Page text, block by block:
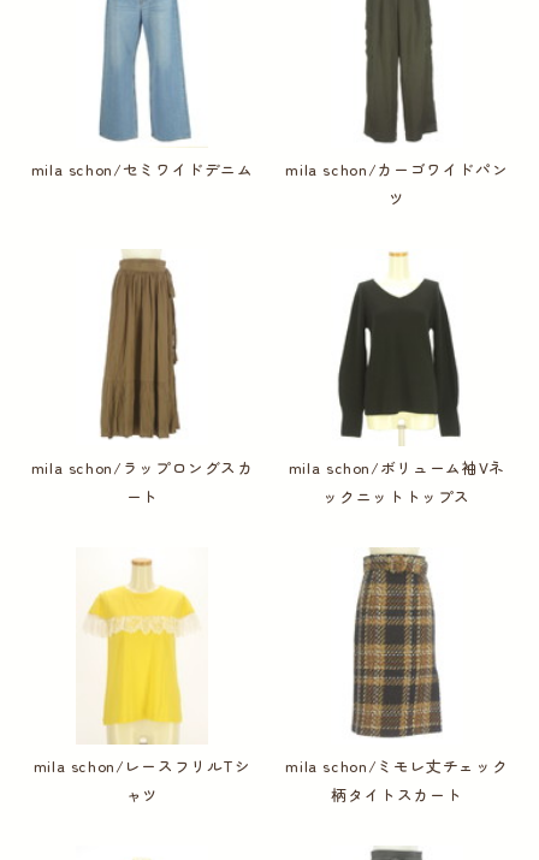
mila schon/セミワイドデニム
mila schon/カーゴワイドパン
ツ
mila schon/ラップロングスカ
ート
mila schon/ボリューム袖Vネ
ックニットトップス
mila schon/レースフリルTシ
ャツ
mila schon/ミモレ丈チェック
柄タイトスカート